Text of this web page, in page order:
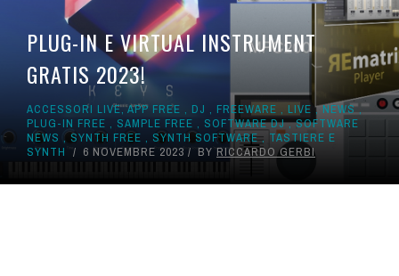
PLUG-IN E VIRTUAL INSTRUMENT
GRATIS 2023!
ACCESSORI LIVE,APP FREE , DJ , FREEWARE , LIVE ,NEWS ,
PLUG-IN FREE , SAMPLE FREE , SOFTWARE DJ ,SOFTWARE
NEWS , SYNTH FREE , SYNTH SOFTWARE , TASTIERE E
SYNTH
6 NOVEMBRE 2023 BY RICCARDO GERBI